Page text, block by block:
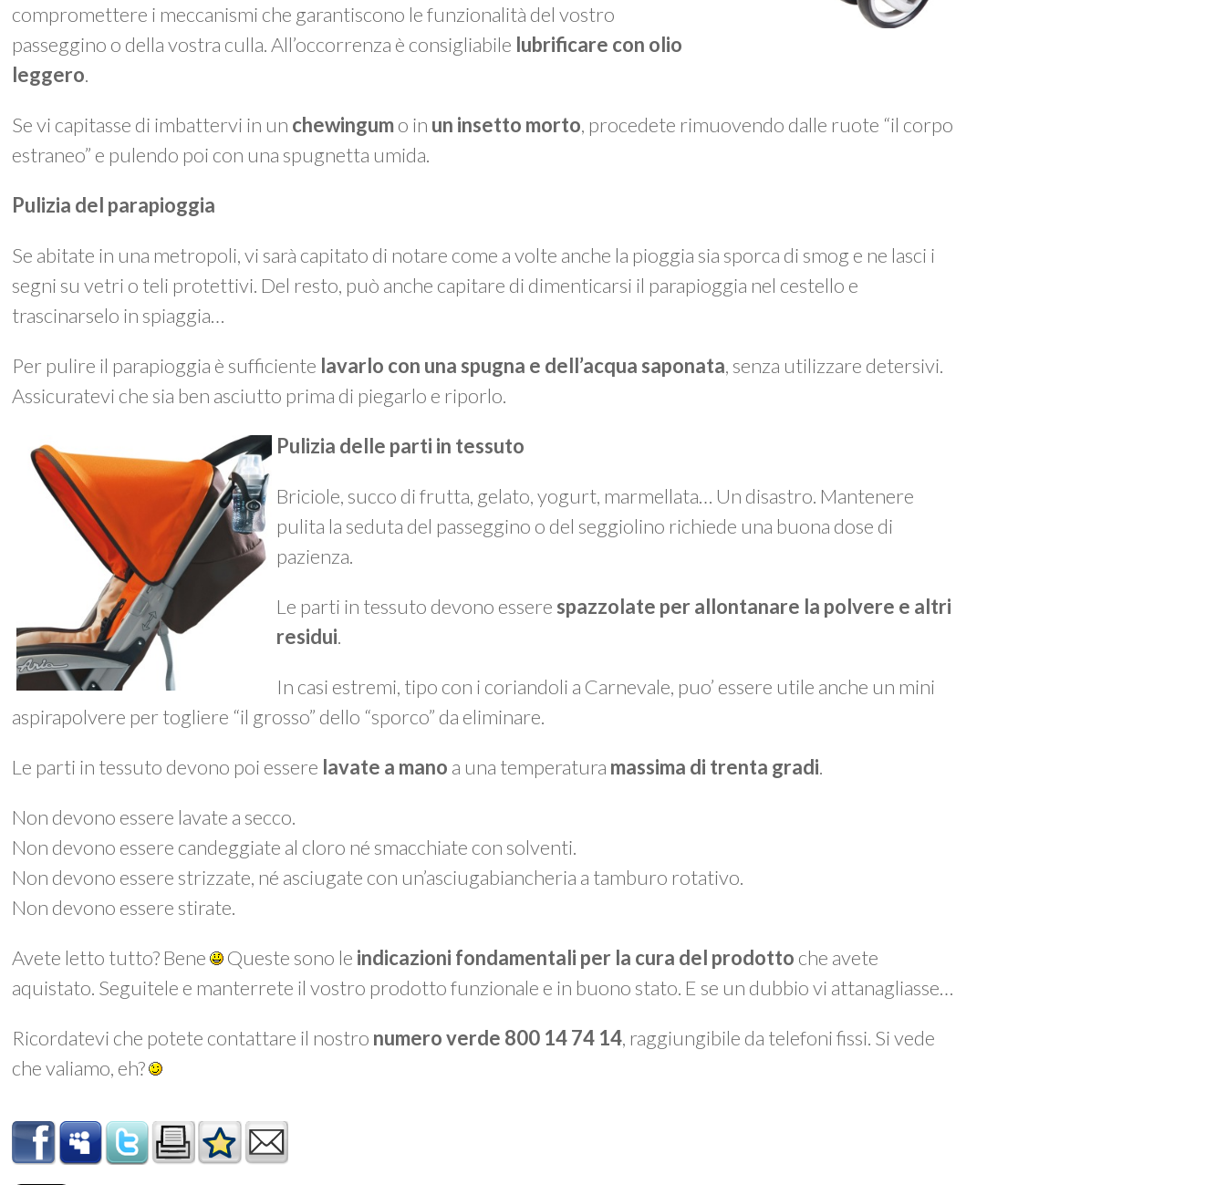
compromettere i meccanismi che garantiscono le funzionalità del vostro
passeggino o della vostra culla. All’occorrenza è consigliabile lubrificare con olio
leggero.
Se vi capitasse di imbattervi in un chewingumo in un insetto morto, procedete rimuovendo dalle ruote “il corpo
estraneo” e pulendo poi con una spugnetta umida.
Pulizia del parapioggia
Se abitate in una metropoli, vi sarà capitato di notare come a volte anche la pioggia sia sporca di smog e ne lasci i
segni su vetri o teli protettivi. Del resto, può anche capitare di dimenticarsi il parapioggia nel cestello e
trascinarselo in spiaggia…
Per pulire il parapioggia è sufficiente lavarlo con una spugna e dell’acqua saponata, senza utilizzare detersivi.
Assicuratevi che sia ben asciutto prima di piegarlo e riporlo.
Pulizia delle parti in tessuto
Briciole, succo di frutta, gelato, yogurt, marmellata… Un disastro. Mantenere
pulita la seduta del passeggino o del seggiolino richiede una buona dose di
pazienza.
Le parti in tessuto devono essere spazzolate per allontanare la polvere e altri
residui.
In casi estremi, tipo con i coriandoli a Carnevale, puo’ essere utile anche un mini
aspirapolvere per togliere “il grosso” dello “sporco” da eliminare.
Le parti in tessuto devono poi essere lavate a mano a una temperatura massima di trenta gradi.
Non devono essere lavate a secco.
Non devono essere candeggiate al cloro né smacchiate con solventi.
Non devono essere strizzate, né asciugate con un’asciugabiancheria a tamburo rotativo.
Non devono essere stirate.
Avete letto tutto? Bene Queste sono le indicazioni fondamentali per la cura del prodotto che avete
aquistato. Seguitele e manterrete il vostro prodotto funzionale e in buono stato. E se un dubbio vi attanagliasse…
Ricordatevi che potete contattare il nostro numero verde 800 14 74 14, raggiungibile da telefoni fissi. Si vede
che valiamo, eh?